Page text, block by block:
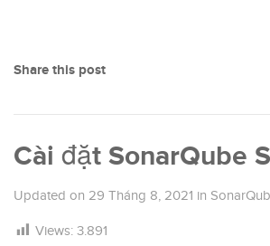
Share this post
Cài đặt SonarQube
Updated on 29 Tháng 8, 2021 in
Views: 3.891